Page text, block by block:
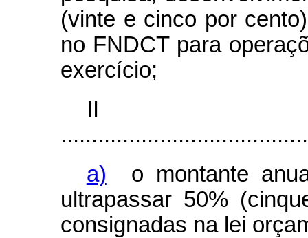
(vinte e cinco por
no FNDCT para
exercício;
a) o montante
ultrapassar 50%
consignadas na lei